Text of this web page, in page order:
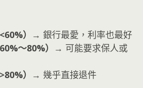
） → 銀行最愛，利率也最好
～80%） → 可能要求保人或
） → 幾乎直接退件